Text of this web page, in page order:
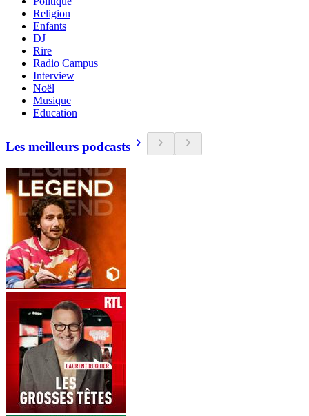
Religion
Enfants
DJ
Rire
Radio Campus
Interview
Noël
Musique
Education
Les meilleurs podcasts